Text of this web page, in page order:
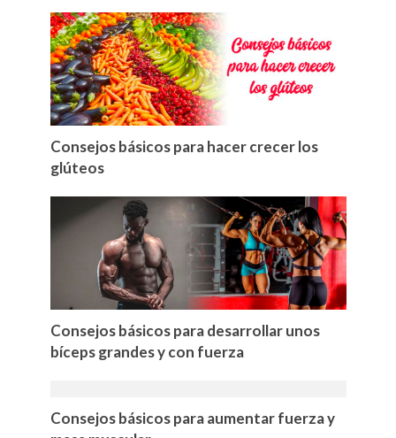
Consejos básicos para hacer crecer los
glúteos
Consejos básicos para desarrollar unos
bíceps grandes y con fuerza
Consejos básicos para aumentar fuerza y